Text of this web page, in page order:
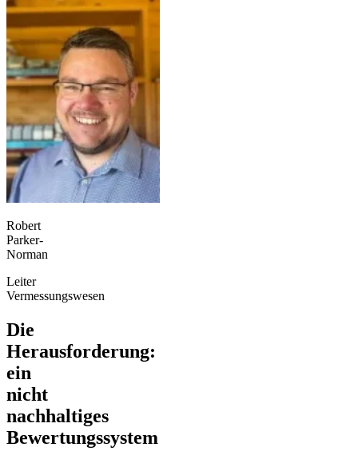
Robert
Parker-
Norman
Leiter
Vermessungswesen
Die
Herausforderung:
ein
nicht
nachhaltiges
Bewertungssystem